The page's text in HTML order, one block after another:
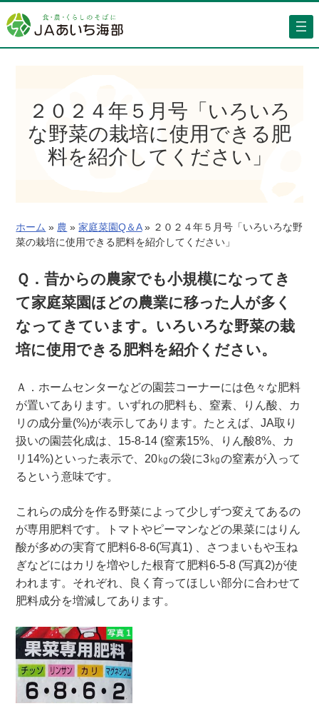
容
を
２０２４年５月号「いろいろ
な野菜の栽培に使用できる肥
料を紹介してください」
ホーム » 農 » 家庭菜園Q＆A » ２０２４年５月号「いろいろな野
菜の栽培に使用できる肥料を紹介してください」
Ｑ．昔からの農家でも小規模になってき
て家庭菜園ほどの農業に移った人が多く
なってきています。いろいろな野菜の栽
培に使用できる肥料を紹介ください。
Ａ．ホームセンターなどの園芸コーナーには色々な肥料
が置いてあります。いずれの肥料も、窒素、りん酸、カ
リの成分量(%)が表示してあります。たとえば、JA取り
扱いの園芸化成は、15-8-14 (窒素15%、りん酸8%、カ
リ14%)といった表示で、20㎏の袋に3㎏の窒素が入って
るという意味です。
これらの成分を作る野菜によって少しずつ変えてあるの
が専用肥料です。トマトやピーマンなどの果菜にはりん
酸が多めの実育て肥料6-8-6(写真1) 、さつまいもや玉ね
ぎなどにはカリを増やした根育て肥料6-5-8 (写真2)が使
われます。それぞれ、良く育ってほしい部分に合わせて
肥料成分を増減してあります。